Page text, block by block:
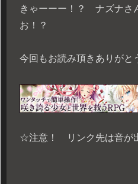
きゃーーー！？ ナズナさ
お！？
今回もお読み頂きありがと
☆注意！ リンク先は音が